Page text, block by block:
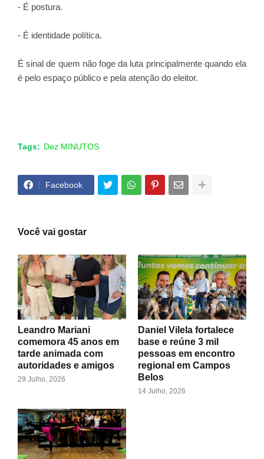
- É postura.
- É identidade política.
É sinal de quem não foge da luta principalmente quando ela
é pelo espaço público e pela atenção do eleitor.
Tags: Dez MINUTOS
Facebook
Você vai gostar
Leandro Mariani
comemora 45 anos em
tarde animada com
autoridades e amigos
29 Julho, 2026
Daniel Vilela fortalece
base e reúne 3 mil
pessoas em encontro
regional em Campos
Belos
14 Julho, 2026